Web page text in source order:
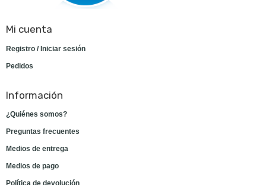
Mi cuenta
Registro / Iniciar sesión
Pedidos
Información
¿Quiénes somos?
Preguntas frecuentes
Medios de entrega
Medios de pago